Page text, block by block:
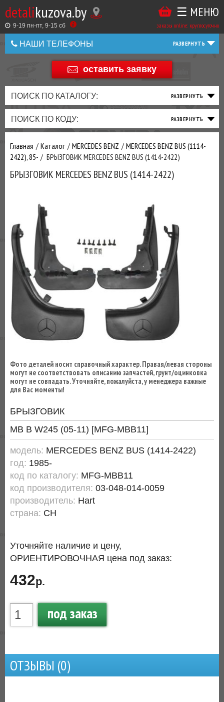
detalikuzova.by
9-19 пн-пт, 9-15 cб заказы online: круглосуточно
☰ МЕНЮ
НАШИ ТЕЛЕФОНЫ
+375 44 586 05 44
оставить заявку
ПОИСК ПО КАТАЛОГУ:
ПОИСК ПО КОДУ:
Главная Каталог MERCEDES BENZ
MERCEDES BENZ BUS (1114-
2422), 85-
БРЫЗГОВИК MERCEDES BENZ BUS (1414-2422)
БРЫЗГОВИК MERCEDES BENZ BUS (1414-2422)
Фото деталей носит справочный характер. Правая/левая стороны
могут не соответствовать описанию запчастей, грунт/оцинковка
могут не совпадать. Уточняйте, пожалуйста, у менеджера важные
для Вас моменты!
БРЫЗГОВИК
MB B W245 (05-11) [MFG-MBB11]
модель: MERCEDES BENZ BUS (1414-2422)
год: 1985-
код по каталогу: MFG-MBB11
код производителя: 03-048-014-0059
производитель: Hart
страна: CH
Уточняйте наличие и цену,
ОРИЕНТИРОВОЧНАЯ цена под заказ:
432р.
под заказ
ОТЗЫВЫ (0)
Оставить
Оценить
товар
Купить
в
1
Беларусь
+375
+375
ТАКЖЕ
ВЫ
МОЖЕТЕ
У
ЗАКАЗАТЬ
ТО
ФИЛЬТРА
ТОРМОЗНАЯ
СИСТЕМА
ПОДВЕСКА
РУЛЕВОЕ
ТРАНСМИССИЯ
ПРИВОД
ДВИГАТЕЛЬ
ВЫХЛОП
ЭЛЕКТРИКА
ОСВЕЩЕНИЕ
ДОБАВИВ
МАСЛАИ ДРУГИЕ
ЗАКАЗУ ЧЕРЕЗ
МЕНЕДЖЕРА